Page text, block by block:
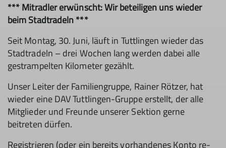
*** Mitradler erwünscht: Wir beteiligen uns wieder
beim Stadtradeln ***
Seit Montag, 30. Juni, läuft in Tuttlingen wieder das
Stadtradeln – drei Wochen lang werden dabei alle
gestrampelten Kilometer gezählt.
Unser Leiter der Familiengruppe, Rainer Rötzer, hat
wieder eine DAV Tuttlingen-Gruppe erstellt, der alle
Mitglieder und Freunde unserer Sektion gerne
beitreten dürfen.
Registrieren (oder ein bereits vorhandenes Konto re-